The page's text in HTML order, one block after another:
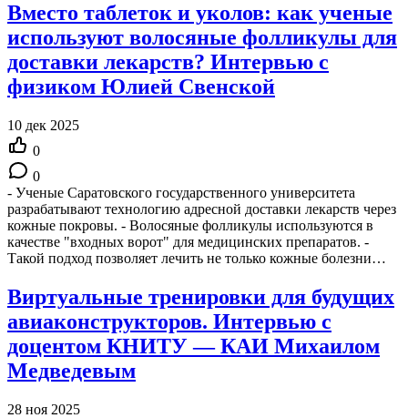
Вместо таблеток и уколов: как ученые
используют волосяные фолликулы для
доставки лекарств? Интервью с
физиком Юлией Свенской
10 дек 2025
0
0
- Ученые Саратовского государственного университета
разрабатывают технологию адресной доставки лекарств через
кожные покровы. - Волосяные фолликулы используются в
качестве "входных ворот" для медицинских препаратов. -
Такой подход позволяет лечить не только кожные болезни…
Виртуальные тренировки для будущих
авиаконструкторов. Интервью с
доцентом КНИТУ — КАИ Михаилом
Медведевым
28 ноя 2025